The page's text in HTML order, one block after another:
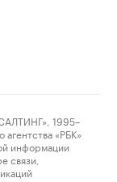
1995–
«РБК»
информации
связи,